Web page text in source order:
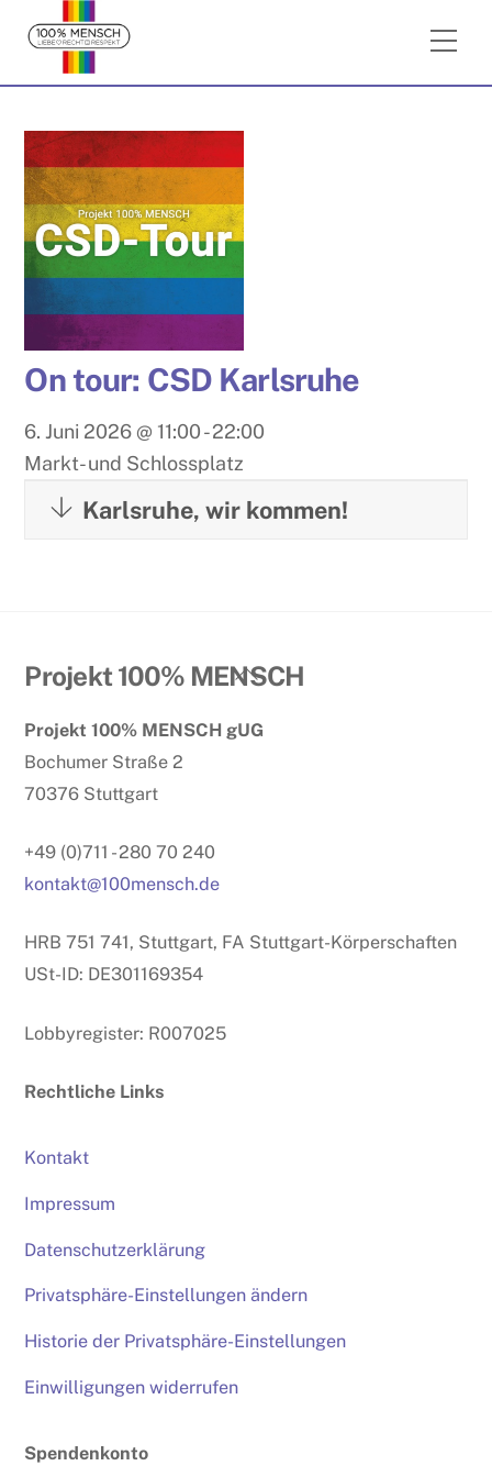
content
On tour: CSD Karlsruhe
6. Juni 2026 @ 11:00-22:00
Markt- und Schlossplatz
Karlsruhe, wir kommen!
Back
Top
Projekt 100% MENSCH
Projekt 100% MENSCH gUG
Bochumer Straße 2
70376 Stuttgart
+49 (0)711 - 280 70 240
kontakt@100mensch.de
HRB 751 741, Stuttgart, FA Stuttgart-Körperschaften
USt-ID: DE301169354
Lobbyregister: R007025
Rechtliche Links
Kontakt
Impressum
Datenschutzerklärung
Privatsphäre-Einstellungen ändern
Historie der Privatsphäre-Einstellungen
Einwilligungen widerrufen
Spendenkonto